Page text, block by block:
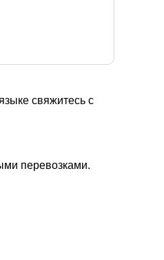
свяжитесь с
перевозками.